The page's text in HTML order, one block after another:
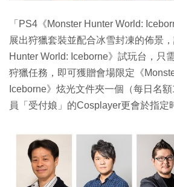
「PS4《Monster Hunter World:
展出狩獵套裝並配合冰雪封凍的佈景
Hunter World: Iceborne》試玩台，只
狩獵任務，即可獲贈會場限定《
Iceborne》炫光文件夾一個（每日名
員「受付娘」的Cosplayer更會於指定